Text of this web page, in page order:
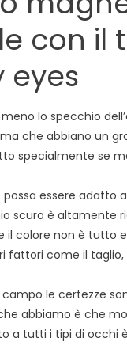
con il
eyes
lo specchio
che abbiano un
specialmente se
possa essere adatto
scuro è altamente
il colore non è tutto
fattori come il taglio,
le certezze
abbiamo è che
a tutti i tipi di occhi